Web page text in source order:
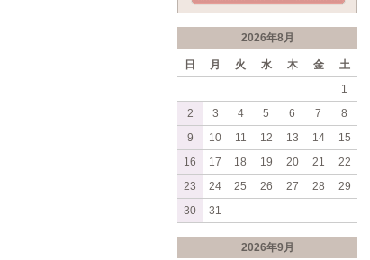
2026年8月
日 月 火 水 木 金
土
1
2
3 4 5 6 7
8
9
10 11 12 13 14
15
16
17 18 19 20 21
22
23
24 25 26 27 28
29
30
31
2026年9月